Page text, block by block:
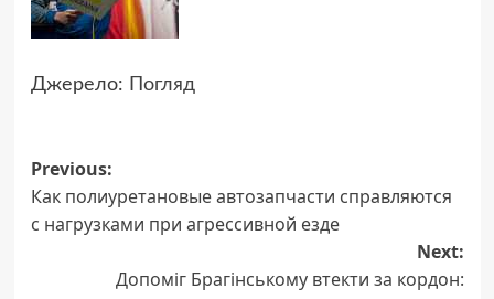
Джерело: Погляд
Post
navigation
Previous:
Как полиуретановые автозапчасти справляются
с нагрузками при агрессивной езде
Next:
Допоміг Брагінському втекти за кордон: